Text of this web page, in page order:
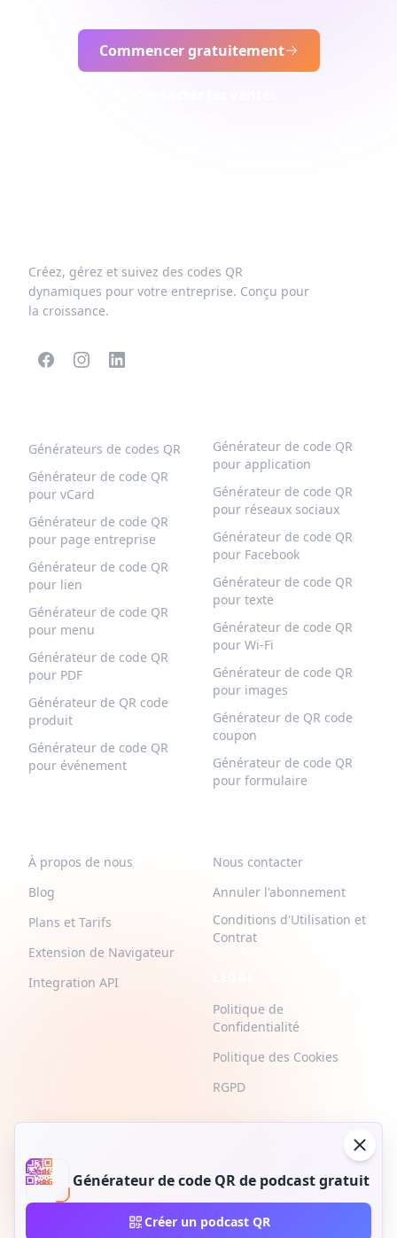
Générateur de code QR de podcast gratuit
Créer un podcast QR
Commencer gratuitement
Créez, gérez et suivez des codes QR
dynamiques pour votre entreprise. Conçu pour
la croissance.
Générateurs de codes QR
Générateur de code QR
pour vCard
Générateur de code QR
pour page entreprise
Générateur de code QR
pour lien
Générateur de code QR
pour menu
Générateur de code QR
pour PDF
Générateur de QR code
produit
Générateur de code QR
pour événement
Générateur de code QR
pour application
Générateur de code QR
pour réseaux sociaux
Générateur de code QR
pour Facebook
Générateur de code QR
pour texte
Générateur de code QR
pour Wi-Fi
Générateur de code QR
pour images
Générateur de QR code
coupon
Générateur de code QR
pour formulaire
À propos de nous
Blog
Plans et Tarifs
Extension de Navigateur
Integration API
Nous contacter
Annuler l'abonnement
Conditions d'Utilisation et
Contrat
Politique de
Confidentialité
Politique des Cookies
RGPD
2026 © QR-Build. QR-Build. Tous droits réservés